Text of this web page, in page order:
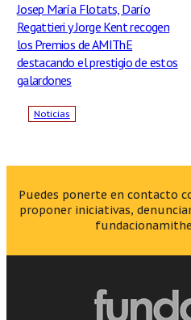
Josep María Flotats, Darío
Regattieri y Jorge Kent recogen
los Premios de AMIThE
destacando el prestigio de estos
galardones
Noticias
Puedes ponerte en contacto
proponer iniciativas,